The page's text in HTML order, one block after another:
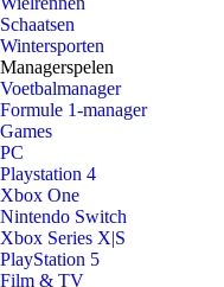
Schaatsen
Wintersporten
Managerspelen
Voetbalmanager
Formule 1-manager
Games
PC
Playstation 4
Xbox One
Nintendo Switch
Xbox Series X|S
PlayStation 5
Film & TV